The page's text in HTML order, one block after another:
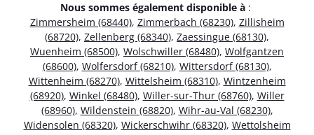
Nous sommes également disponible à :
Zimmersheim (68440), Zimmerbach (68230), Zillisheim
(68720), Zellenberg (68340), Zaessingue (68130),
Wuenheim (68500), Wolschwiller (68480), Wolfgantzen
(68600), Wolfersdorf (68210), Wittersdorf (68130),
Wittenheim (68270), Wittelsheim (68310), Wintzenheim
(68920), Winkel (68480), Willer-sur-Thur (68760), Willer
(68960), Wildenstein (68820), Wihr-au-Val (68230),
Widensolen (68320), Wickerschwihr (68320), Wettolsheim